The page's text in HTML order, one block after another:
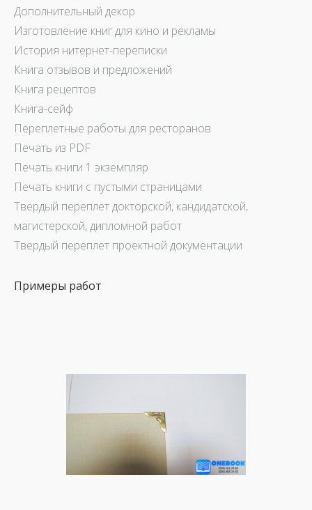
Дополнительный декор
Изготовление книг для кино и рекламы
История нитернет-переписки
Книга отзывов и предложений
Книга рецептов
Книга-сейф
Переплетные работы для ресторанов
Печать из PDF
Печать книги 1 экземпляр
Печать книги с пустыми страницами
Твердый переплет докторской, кандидатской,
магистерской, дипломной работ
Твердый переплет проектной документации
Примеры работ